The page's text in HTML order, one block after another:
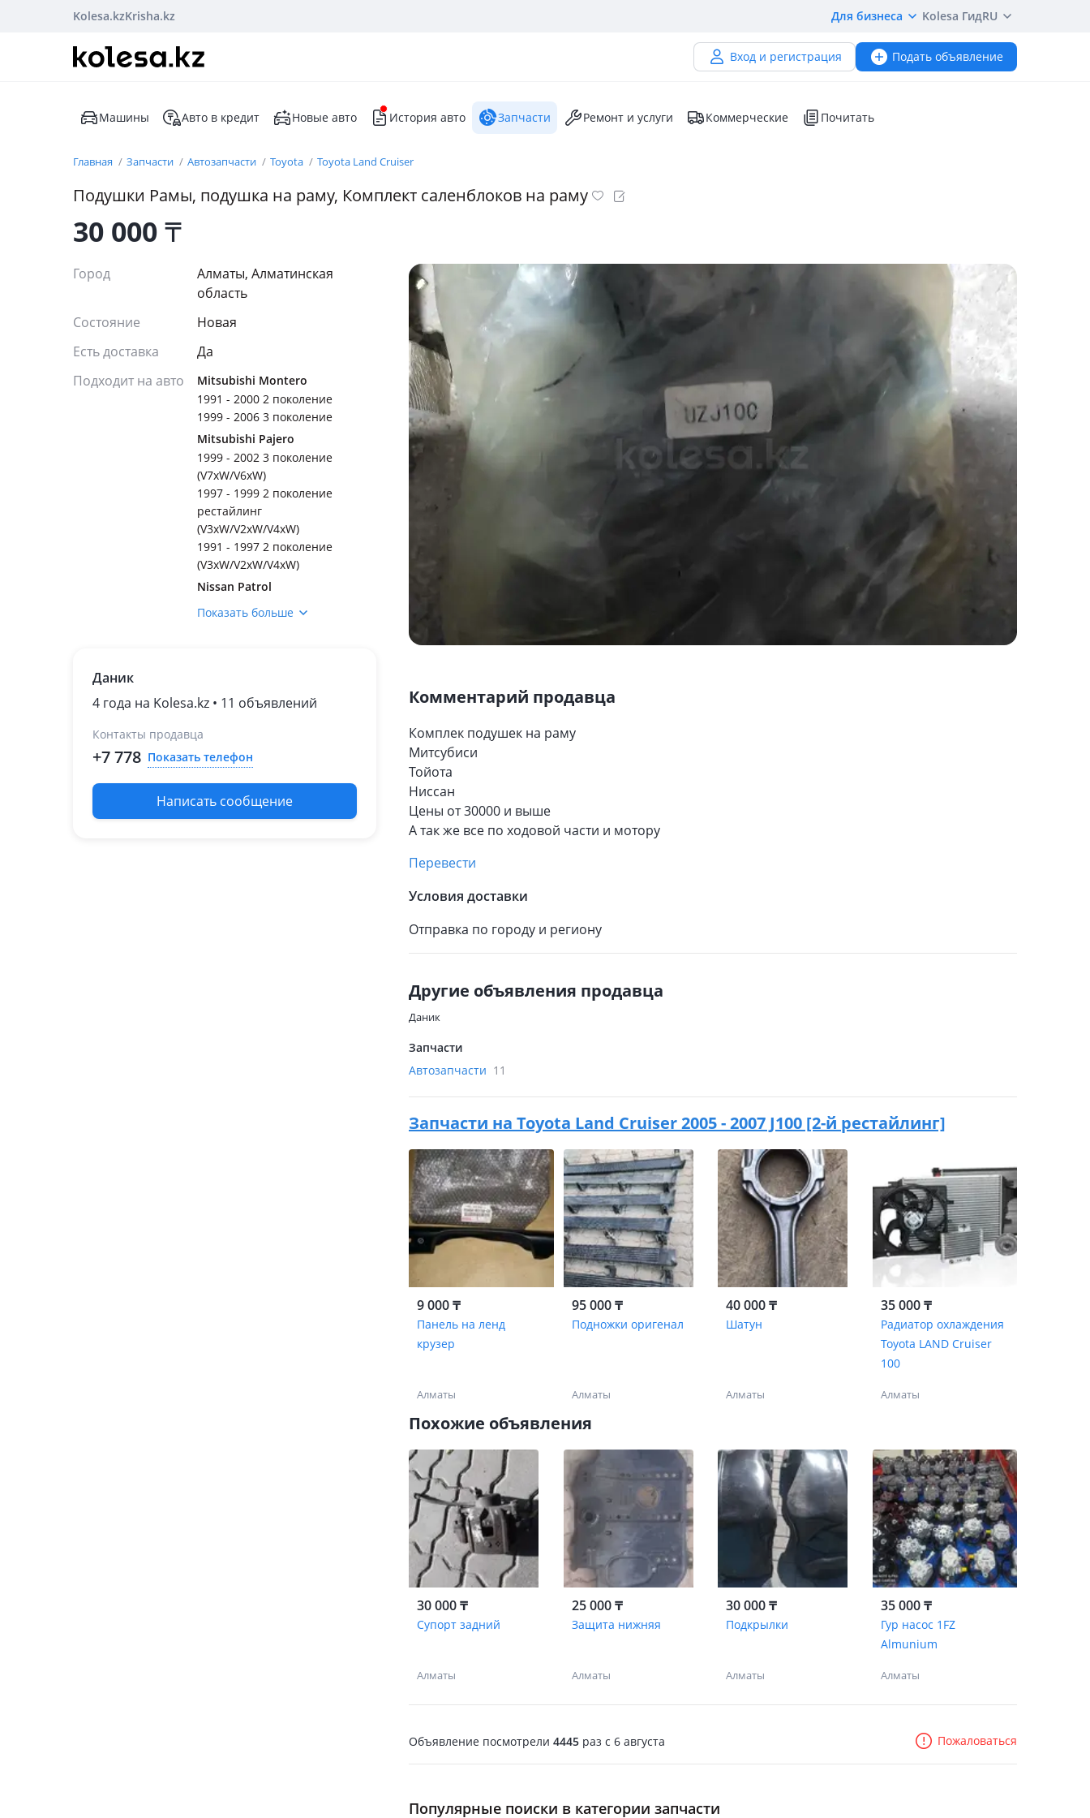
Kolesa.kzKrisha.kz Для бизнеса Kolesa ГидRU
Вход и регистрация Подать объявление
Машины Авто в кредит Новые авто История авто Запчасти Ремонт и услуги Коммерческие Почитать
Главная Запчасти Автозапчасти Toyota Toyota Land Cruiser
Подушки Рамы, подушка на раму, Комплект саленблоков на раму
30 000₸
Город
Алматы, Алматинская
область
Состояние
Новая
Есть доставка
Да
Подходит на авто
Mitsubishi Montero
1991 - 2000 2 поколение
1999 - 2006 3 поколение
Mitsubishi Pajero
1999 - 2002 3 поколение
(V7xW/V6xW)
1997 - 1999 2 поколение
рестайлинг
(V3xW/V2xW/V4xW)
1991 - 1997 2 поколение
(V3xW/V2xW/V4xW)
Nissan Patrol
1997 - 2004 Y61
Nissan Terrano
1986 - 1995 WD21
Toyota Hilux Surf
Toyota Land Cruiser
2005 - 2007 J100 [2-й
Показать больше
Даник
4 года на Kolesa.kz • 11 объявлений
Контакты продавца
+7 778 Показать телефон
Написать сообщение
Комментарий продавца
Комплек подушек на раму
Митсубиси
Тойота
Ниссан
Цены от 30000 и выше
А так же все по ходовой части и мотору
Перевести
Условия доставки
Отправка по городу и региону
Другие объявления продавца
Даник
Запчасти
Автозапчасти 11
Запчасти на Toyota Land Cruiser 2005 - 2007 J100 [2-й рестайлинг]
9 000 ₸
Панель на ленд
крузер
Алматы
95 000 ₸
Подножки оригенал
Алматы
40 000 ₸
Шатун
Алматы
35 000 ₸
Радиатор охлаждения
Toyota LAND Cruiser
100
Алматы
Похожие объявления
30 000 ₸
Супорт задний
Алматы
25 000 ₸
Защита нижняя
Алматы
30 000 ₸
Подкрылки
Алматы
35 000 ₸
Гур насос 1FZ
Almunium
Алматы
Объявление посмотрели 4445 раз c 6 августа Пожаловаться
Популярные поиски в категории запчасти